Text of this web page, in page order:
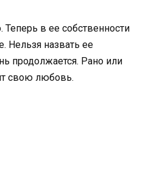
Теперь в ее собственности
Нельзя назвать ее
продолжается. Рано или
свою любовь.